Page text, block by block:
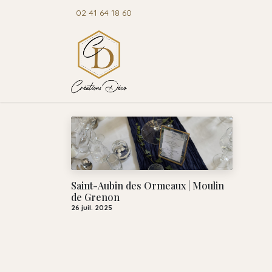
Se rendre au contenu02 41 64 18 60
Saint-Aubin des Ormeaux | Moulin
de Grenon
26 juil. 2025